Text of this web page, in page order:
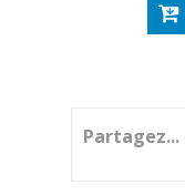
Partagez...